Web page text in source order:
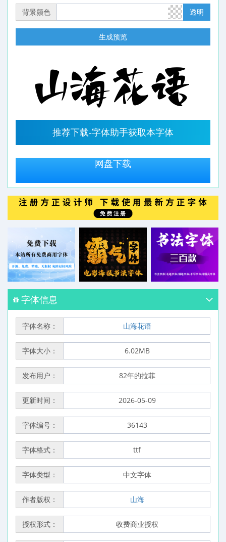
背景颜色 透明
生成预览
推荐下载-字体助手获取本字体
网盘下载
字体信息
字体名称： 山海花语
字体大小： 6.02MB
发布用户： 82年的拉菲
更新时间： 2026-05-09
字体编号： 36143
字体格式： ttf
字体类型： 中文字体
作者版权： 山海
授权形式： 收费商业授权